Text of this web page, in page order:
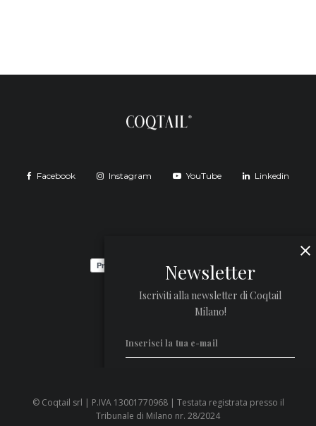
Facebook Instagram YouTube Linkedin
Newsletter
Iscriviti alla newsletter di Coqtail
Milano!
Privacy Policy
© Coqtail srl | P.IVA 13001770968 | Testata registrata presso il
Tribunale di Milano nr. 28/2024